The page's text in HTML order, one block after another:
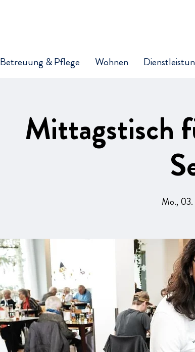
Betreuung & Pflege Wohnen
Mittagstisch
Mo., 03.